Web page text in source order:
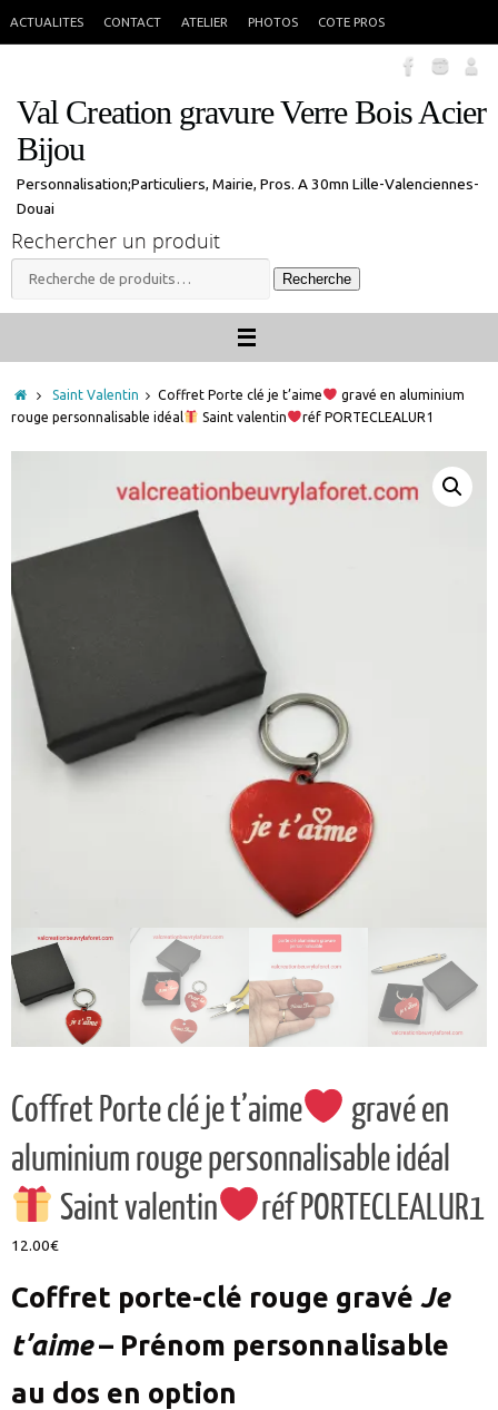
seront traitées à mon retour.
ACTUALITES CONTACT ATELIER PHOTOS COTE PROS
Val Creation gravure Verre Bois Acier
Bijou
Personnalisation;Particuliers, Mairie, Pros. A 30mn Lille-Valenciennes-
Douai
Rechercher un produit
Recherche
pour :
Recherche
Accueil
Saint Valentin Coffret Porte clé je t’aime
gravé en aluminium
rouge personnalisable idéal
Saint valentin réf PORTECLEALUR1
Coffret Porte clé je t’aime
gravé en
aluminium rouge personnalisable idéal
Saint valentin
réf PORTECLEALUR1
12.00€
Coffret porte-clé rouge gravé Je
t’aime– Prénom personnalisable
au dos en option